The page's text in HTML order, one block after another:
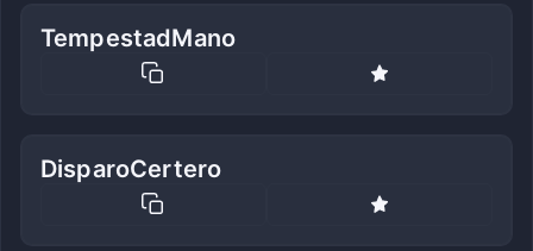
TempestadMano
DisparoCertero